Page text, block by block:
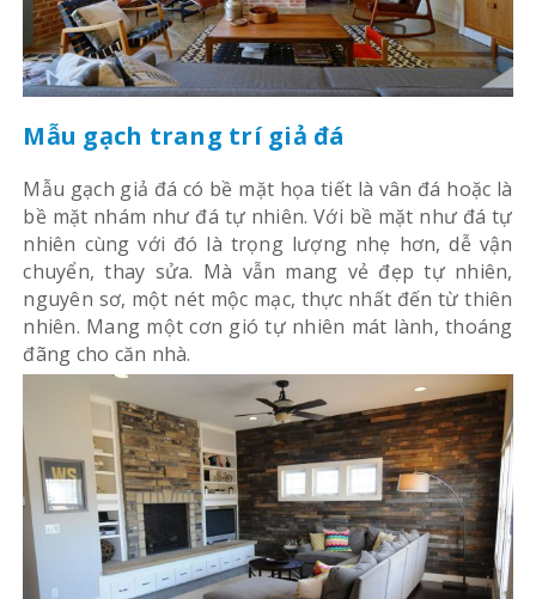
Mẫu gạch trang trí giả đá
Mẫu gạch giả đá có bề mặt họa tiết là vân đá hoặc là
bề mặt nhám như đá tự nhiên. Với bề mặt như đá tự
nhiên cùng với đó là trọng lượng nhẹ hơn, dễ vận
chuyển, thay sửa. Mà vẫn mang vẻ đẹp tự nhiên,
nguyên sơ, một nét mộc mạc, thực nhất đến từ thiên
nhiên. Mang một cơn gió tự nhiên mát lành, thoáng
đãng cho căn nhà.